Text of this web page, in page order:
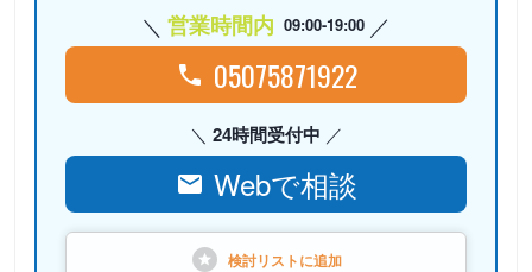
営業時間内 09:00-19:00
05075871922
24時間受付中
Webで相談
検討リストに追加